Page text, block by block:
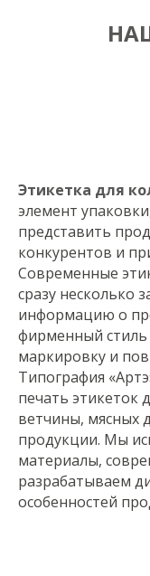
Этикетка для
элемент
представить
конкурентов и
Современные
сразу несколько
информацию о
фирменный
маркировку и
Типография
печать этикеток
ветчины, мясных
продукции. Мы
материалы,
разрабатываем
особенностей